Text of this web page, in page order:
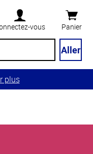
vous Panier
Aller
plus